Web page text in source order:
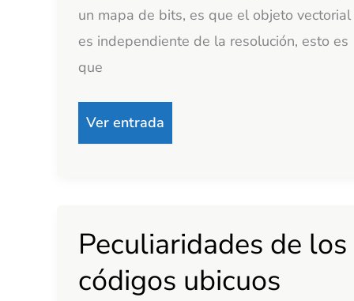
un mapa de bits, es que el objeto vectorial
es independiente de la resolución, esto es
que
Ver entrada
Peculiaridades de los
códigos ubicuos
Peculiaridades
de
los